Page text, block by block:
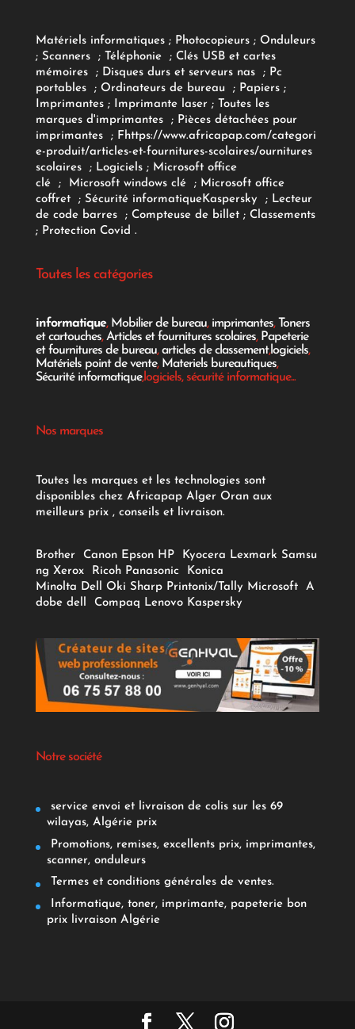
Matériels informatiques; Photocopieurs; Onduleurs
; Scanners ; Téléphonie ; Clés USB et cartes
mémoires
; Disques durs et serveurs nas ; Pc
portables
; Ordinateurs de bureau ; Papiers;
Imprimantes;Imprimante laser; Toutes les
marques d'imprimantes
; Pièces détachées pour
imprimantes
; Fhttps://www.africapap.com/categori
e-produit/articles-et-fournitures-scolaires/ournitures
scolaires; Logiciels ; Microsoft office
clé
; Microsoft windows clé; Microsoft office
coffret ; Sécurité informatiqueKaspersky ; Lecteur
de code barres
; Compteuse de billet; Classements
; Protection Covid .
Toutes les catégories
informatique, Mobilier de bureau, imprimantes,Toners
et cartouches,Articles et fournitures scolaires, Papeterie
et fournitures de bureau,articles de classement,logiciels,
Matériels point de vente, Materiels bureautiques,
Sécurité informatique,logiciels, sécurité informatique...
Nos marques
Toutes les marques et les technologies sont
disponibles chez Africapap Alger Oran aux
meilleurs prix , conseils et livraison.
Brother Canon Epson HP Kyocera Lexmark Samsu
ng Xerox Ricoh Panasonic
Konica
Minolta Dell Oki Sharp Printonix/Tally Microsoft
A
dobe dell Compaq Lenovo Kaspersky
Notre société
service envoi et livraison de colis sur les 69
wilayas, Algérie prix
Promotions, remises, excellents prix, imprimantes,
scanner, onduleurs
Termes et conditions générales de ventes.
Informatique, toner, imprimante, papeterie bon
prix livraison Algérie